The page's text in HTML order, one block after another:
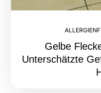
Gelbe
Unterschätzte